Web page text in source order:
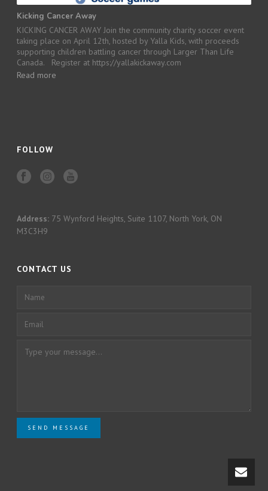
Kicking Cancer Away
KICKING CANCER AWAY Join the community charity soccer event
taking place on April 12th, hosted by Yalla Kids, with proceeds
supporting children battling cancer through Larger Than Life
Canada. Register at https://yallakickaway.com
Read more
FOLLOW
Address: 75 Wynford Heights, Suite 1107, North York, ON
M3C3H9
CONTACT US
SEND MESSAGE